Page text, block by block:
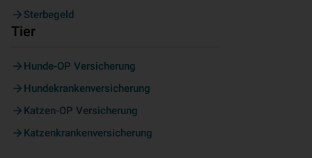
Sterbegeld
Tier
Hunde-OP Versicherung
Hundekrankenversicherung
Katzen-OP Versicherung
Katzenkrankenversicherung